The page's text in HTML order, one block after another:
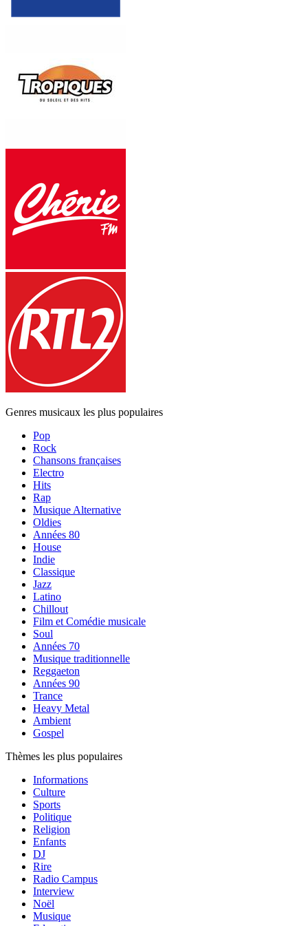
Genres musicaux les plus populaires
Pop
Rock
Chansons françaises
Electro
Hits
Rap
Musique Alternative
Oldies
Années 80
House
Indie
Classique
Jazz
Latino
Chillout
Film et Comédie musicale
Soul
Années 70
Musique traditionnelle
Reggaeton
Années 90
Trance
Heavy Metal
Ambient
Gospel
Thèmes les plus populaires
Informations
Culture
Sports
Politique
Religion
Enfants
DJ
Rire
Radio Campus
Interview
Noël
Musique